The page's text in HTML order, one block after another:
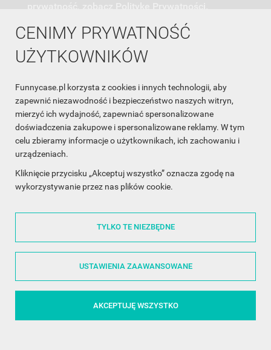
CENIMY PRYWATNOŚĆ
UŻYTKOWNIKÓW
Funnycase.pl korzysta z cookies i innych technologii, aby
zapewnić niezawodność i bezpieczeństwo naszych witryn,
mierzyć ich wydajność, zapewniać spersonalizowane
doświadczenia zakupowe i spersonalizowane reklamy. W tym
celu zbieramy informacje o użytkownikach, ich zachowaniu i
urządzeniach.
Kliknięcie przycisku „Akceptuj wszystko” oznacza zgodę na
wykorzystywanie przez nas plików cookie.
TYLKO TE NIEZBĘDNE
USTAWIENIA ZAAWANSOWANE
AKCEPTUJĘ WSZYSTKO
INFORMACJA O SKLEPIE
INFORMACJE
OBSŁUGA KLIENTA
WSPÓŁPRACA
Made with❤in Poland
